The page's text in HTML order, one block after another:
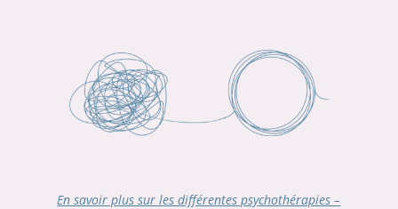
En savoir plus sur les différentes psychothérapies –